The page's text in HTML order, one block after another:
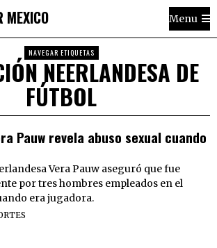
MEXICO Menu
NAVEGAR ETIQUETAS
NEERLANDESA DE
FÚTBOL
Pauw revela abuso sexual cuando
Vera Pauw aseguró que fue
por tres hombres empleados en el
era jugadora.